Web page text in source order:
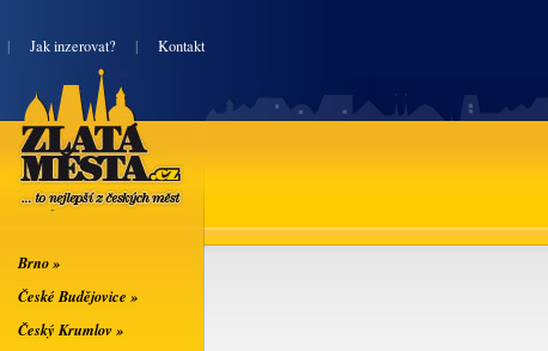
Jak inzerovat? | Kontakt
Zlatá města
... to nejlepší z
českých měst
Brno »
České Budějovice »
Český Krumlov »